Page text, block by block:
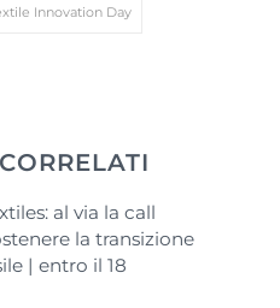
Innovation Day
al via la call
la transizione
| entro il 18